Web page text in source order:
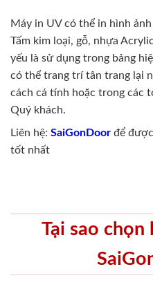
Máy in UV có thể in hình
Tấm kim loại, gỗ, nhựa
yếu là sử dụng trong bảng
có thể trang trí tân trang lại
cách cá tính hoặc trong các
Quý khách.
Liên hệ: SaiGonDoor để
tốt nhất
Tại sao